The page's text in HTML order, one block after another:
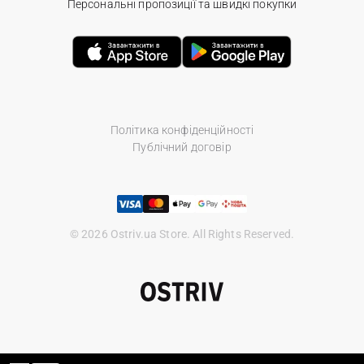
Політика конфіденційності
Публічний договір
© 2026 Ostriv.ua Store. All Rights Reserved.
Персональні пропозиції та швидкі покупки